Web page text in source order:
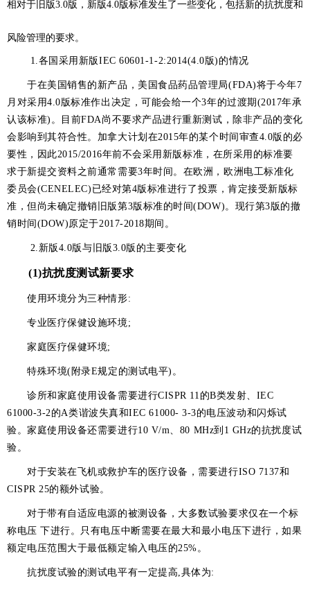
相对于旧版3.0版，新版4.0版标准发生了一些变化，包括新的抗扰度和
风险管理的要求。
1.各国采用新版IEC 60601-1-2:2014(4.0版)的情况
于在美国销售的新产品，美国食品药品管理局(FDA)将于今年7
月对采用4.0版标准作出决定，可能会给一个3年的过渡期(2017年承
认该标准)。目前FDA尚不要求产品进行重新测试，除非产品的变化
会影响到其符合性。加拿大计划在2015年的某个时间审查4.0版的必
要性，因此2015/2016年前不会采用新版标准，在所采用的标准要
求于新提交资料之前通常需要3年时间。在欧洲，欧洲电工标准化
委员会(CENELEC)已经对第4版标准进行了投票，肯定接受新版标
准，但尚未确定撤销旧版第3版标准的时间(DOW)。现行第3版的撤
销时间(DOW)原定于2017-2018期间。
2.新版4.0版与旧版3.0版的主要变化
(1)抗扰度测试新要求
使用环境分为三种情形:
专业医疗保健设施环境;
家庭医疗保健环境;
特殊环境(附录E规定的测试电平)。
诊所和家庭使用设备需要进行CISPR 11的B类发射、IEC
61000-3-2的A类谐波失真和IEC 61000- 3-3的电压波动和闪烁试
验。家庭使用设备还需要进行10 V/m、80 MHz到1 GHz的抗扰度试
验。
对于安装在飞机或救护车的医疗设备，需要进行ISO 7137和
CISPR 25的额外试验。
对于带有自适应电源的被测设备，大多数试验要求仅在一个标
称电压 下进行。只有电压中断需要在最大和最小电压下进行，如果
额定电压范围大于最低额定输入电压的25%。
抗扰度试验的测试电平有一定提高,具体为: